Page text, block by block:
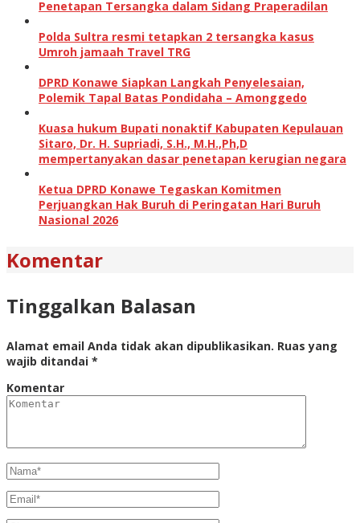
Penetapan Tersangka dalam Sidang Praperadilan
Polda Sultra resmi tetapkan 2 tersangka kasus
Umroh jamaah Travel TRG
DPRD Konawe Siapkan Langkah Penyelesaian,
Polemik Tapal Batas Pondidaha – Amonggedo
Kuasa hukum Bupati nonaktif Kabupaten Kepulauan
Sitaro, Dr. H. Supriadi, S.H., M.H.,Ph,D
mempertanyakan dasar penetapan kerugian negara
Ketua DPRD Konawe Tegaskan Komitmen
Perjuangkan Hak Buruh di Peringatan Hari Buruh
Nasional 2026
Komentar
Tinggalkan Balasan
Alamat email Anda tidak akan dipublikasikan. Ruas yang
wajib ditandai *
Komentar